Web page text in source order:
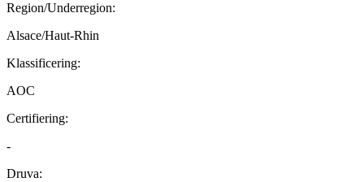
Region/Underregion:
Alsace/Haut-Rhin
Klassificering:
AOC
Certifiering:
-
Druva: